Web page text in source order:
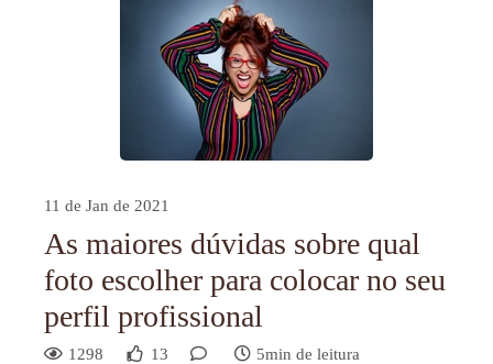
11 de Jan de 2021
As maiores dúvidas sobre qual
foto escolher para colocar no seu
perfil profissional
1298 13 5min de leitura